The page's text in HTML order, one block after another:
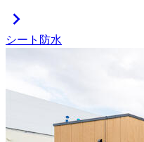
chevron_right
シート防水